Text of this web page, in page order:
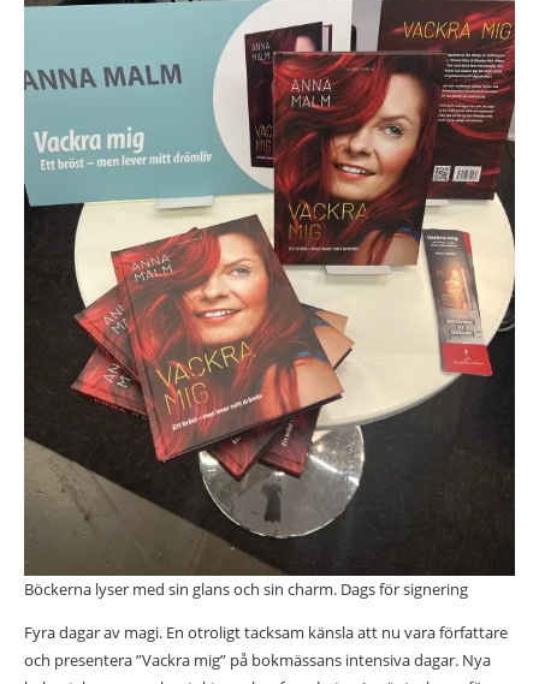
Böckerna lyser med sin glans och sin charm. Dags för signering
Fyra dagar av magi. En otroligt tacksam känsla att nu vara författare
och presentera ”Vackra mig” på bokmässans intensiva dagar. Nya